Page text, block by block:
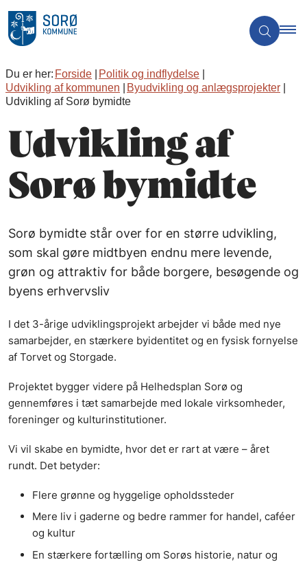
Du er her: Forside
Politik og indflydelse
Udvikling af kommunen
Byudvikling og anlægsprojekter
Udvikling af Sorø bymidte
Udvikling af
Sorø bymidte
Sorø bymidte står over for en større udvikling,
som skal gøre midtbyen endnu mere levende,
grøn og attraktiv for både borgere, besøgende og
byens erhvervsliv
I det 3-årige udviklingsprojekt arbejder vi både med nye
samarbejder, en stærkere byidentitet og en fysisk fornyelse
af Torvet og Storgade.
Projektet bygger videre på Helhedsplan Sorø og
gennemføres i tæt samarbejde med lokale virksomheder,
foreninger og kulturinstitutioner.
Vi vil skabe en bymidte, hvor det er rart at være – året
rundt. Det betyder:
Flere grønne og hyggelige opholdssteder
Mere liv i gaderne og bedre rammer for handel, caféer
og kultur
En stærkere fortælling om Sorøs historie, natur og